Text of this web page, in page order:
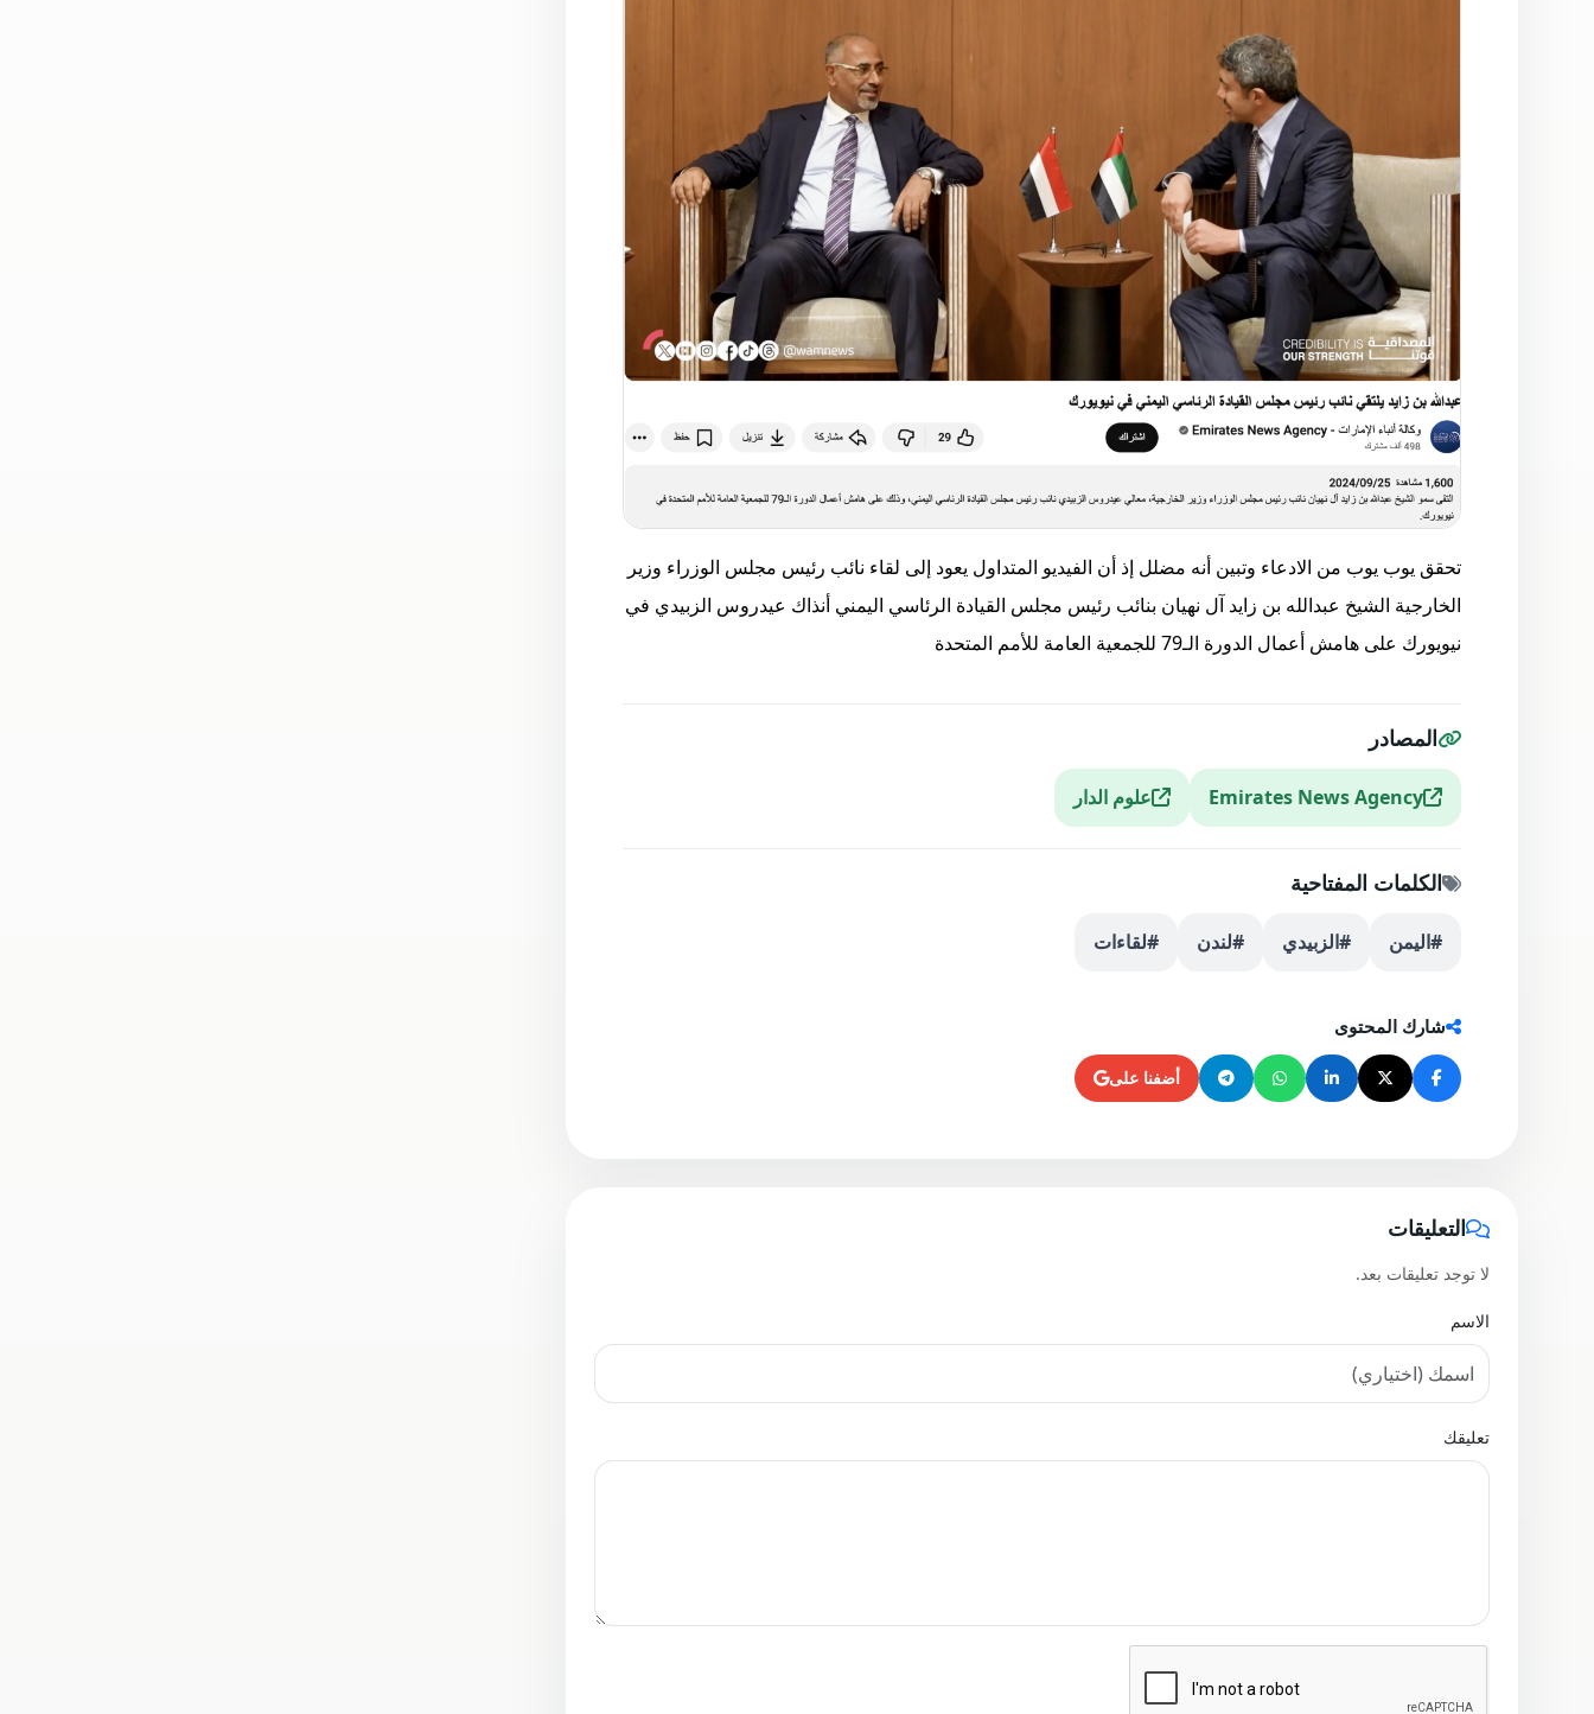
تحقق يوب يوب من الادعاء وتبين أنه مضلل إذ أن الفيديو المتداول يعود إلى لقاء نائب رئيس مجلس الوزراء وزير
الخارجية الشيخ عبدالله بن زايد آل نهيان بنائب رئيس مجلس القيادة الرئاسي اليمني أنذاك عيدروس الزبيدي في
نيويورك على هامش أعمال الدورة الـ79 للجمعية العامة للأمم المتحدة
المصادر
Emirates News Agency علوم الدار
الكلمات المفتاحية
#اليمن #الزبيدي #لندن #لقاءات
شارك المحتوى
أضفنا على
التعليقات
لا توجد تعليقات بعد.
الاسم
تعليقك